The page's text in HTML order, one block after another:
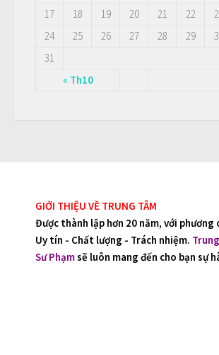
« Th10
17
18 19 20 21 22
24
25 26 27 28 29
31
GIỚI THIỆU VỀ TRUNG TÂM
Được thành lập hơn 20 năm, với phương
Uy tín - Chất lượng - Trách nhiệm.
Sư Phạmsẽ luôn mang đến cho bạn sự